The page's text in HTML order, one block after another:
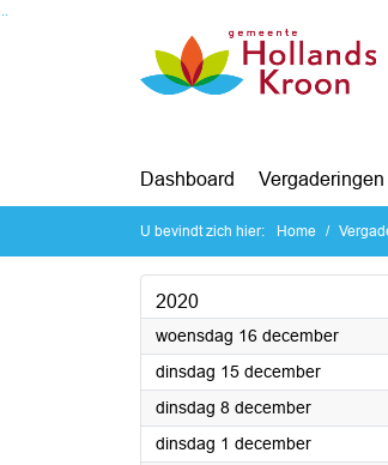
Ga naar de inhoud van deze pagina
Dashboard Vergaderingen
U bevindt zich hier: Home
2020
woensdag 16 december2020
dinsdag 15 december2020
dinsdag 8 december2020
dinsdag 1 december2020